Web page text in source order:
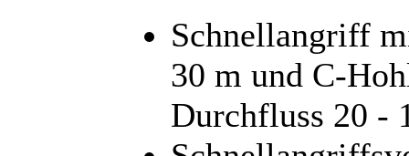
Schnellangriff
30 m und C-
Durchfluss 20 -